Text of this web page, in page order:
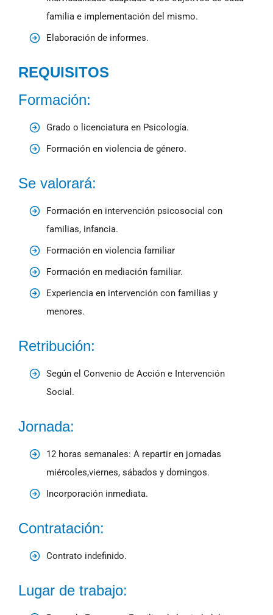
familia e implementación del mismo.
Elaboración de informes.
REQUISITOS
Formación:
Grado o licenciatura en Psicología.
Formación en violencia de género.
Se valorará:
Formación en intervención psicosocial con
familias, infancia.
Formación en violencia familiar
Formación en mediación familiar.
Experiencia en intervención con familias y
menores.
Retribución:
Según el Convenio de Acción e Intervención
Social.
Jornada:
12 horas semanales: A repartir en jornadas
miércoles,viernes, sábados y domingos.
Incorporación inmediata.
Contratación:
Contrato indefinido.
Lugar de trabajo: